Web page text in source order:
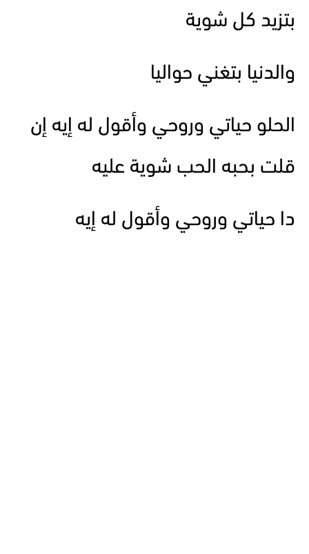
بتزيد كل شوية
والدنيا بتغني حواليا
الحلو حياتي وروحي وأقول له إيه إن
قلت بحبه الحب شوية عليه
دا حياتي وروحي وأقول له إيه